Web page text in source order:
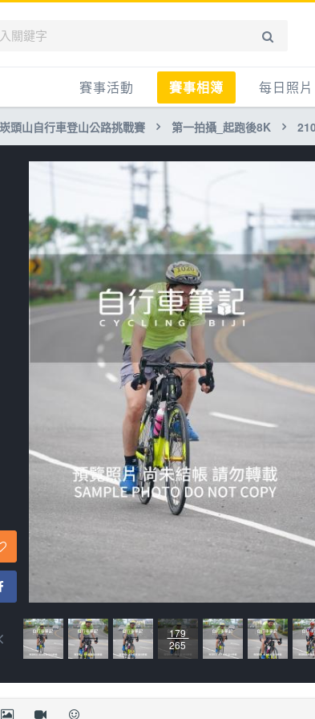
賽事活動
國內
國外
兒童滑步車
跟著筆記騎車去
賽事相簿
賽事影音相簿
自行車好影片
每日照片
頭山自行車登山公路挑戰賽 第一拍攝_起跑後8K
179
265